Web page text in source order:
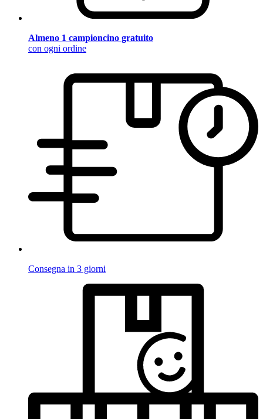
Almeno 1 campioncino gratuito
con ogni ordine
Consegna in 3 giorni